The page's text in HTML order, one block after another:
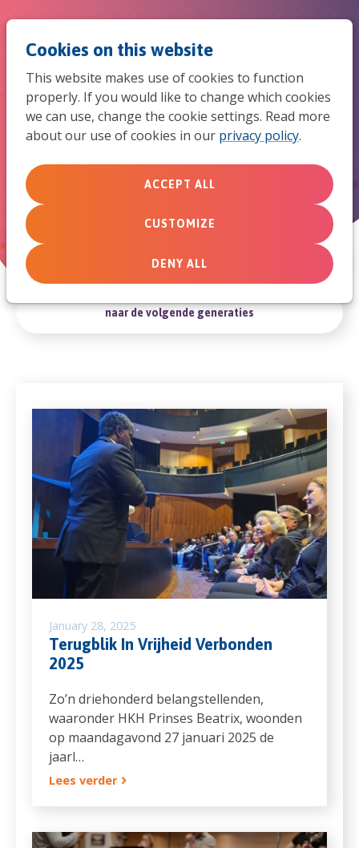
Cookies on this website
This website makes use of cookies to function
properly. If you would like to change which cookies
we can use, change the cookie settings. Read more
about our use of cookies in our privacy policy.
ACCEPT ALL
CUSTOMIZE
DENY ALL
Artikelen die je op weg helpen
om leven te brengen...
in de wereld
naar de volgende generaties
January 28, 2025
Terugblik In Vrijheid Verbonden
2025
Zo’n driehonderd belangstellenden,
waaronder HKH Prinses Beatrix, woonden
op maandagavond 27 januari 2025 de
jaarl…
Lees verder